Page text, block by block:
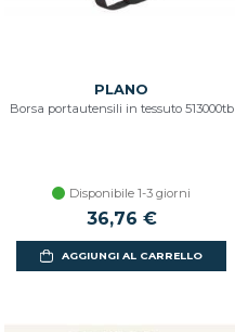
PLANO
Borsa portautensili in tessuto 513000tb
Disponibile 1-3 giorni
36,76 €
AGGIUNGI AL CARRELLO